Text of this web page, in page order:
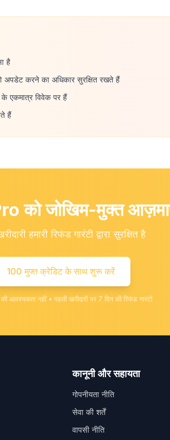
है
अपडेट करने का अधिकार सुरक्षित रखते हैं
एकमात्र विवेक पर हैं
हैं
को जोखिम-मुक्त
हमारी रिफंड गारंटी द्वारा सुरक्षित है
100 मुफ्त क्रेडिट के साथ शुरू करें
आवश्यकता नहीं • पहली खरीदारी पर 7 दिन की रिफंड गारंटी
कानूनी और सहायता
गोपनीयता नीति
सेवा की शर्तें
वापसी नीति